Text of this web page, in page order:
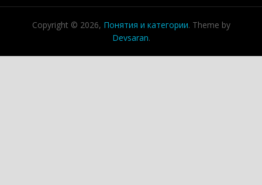
Copyright © 2026, Понятия и категории. Theme by
Devsaran.